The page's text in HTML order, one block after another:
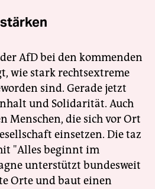
AfD bei den kommenden
wie stark rechtsextreme
sind. Gerade jetzt
und Solidarität. Auch
Menschen, die sich vor Ort
einsetzen. Die taz
"Alles beginnt im
unterstützt bundesweit
Orte und baut einen